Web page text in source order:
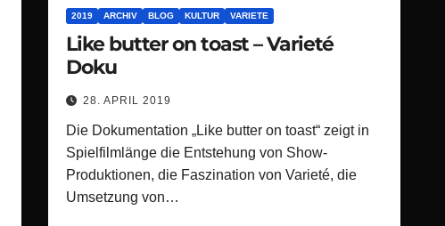
2019 ARCHIV BLOG KULTUR VARIETE
Like butter on toast – Varieté
Doku
28. APRIL 2019
Die Dokumentation „Like butter on toast“ zeigt in
Spielfilmlänge die Entstehung von Show-
Produktionen, die Faszination von Varieté, die
Umsetzung von…